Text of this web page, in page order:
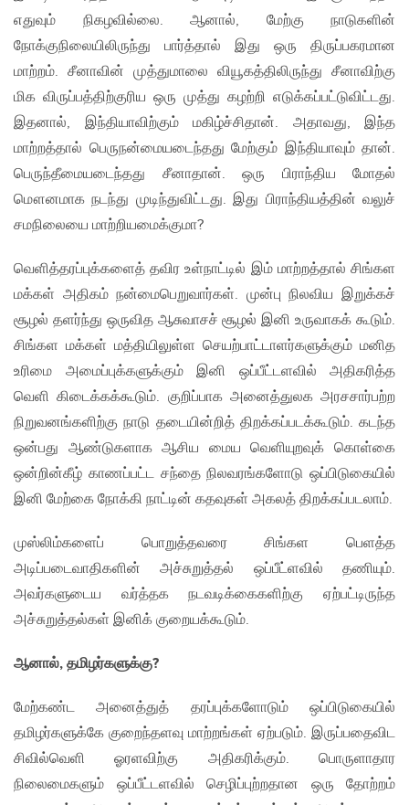
எதுவும் நிகழவில்லை. ஆனால், மேற்கு நாடுகளின்
நோக்குநிலையிலிருந்து பார்த்தால் இது ஒரு திருப்பகரமான
மாற்றம். சீனாவின் முத்துமாலை வியூகத்திலிருந்து சீனாவிற்கு
மிக விருப்பத்திற்குரிய ஒரு முத்து கழற்றி எடுக்கப்பட்டுவிட்டது.
இதனால், இந்தியாவிற்கும் மகிழ்ச்சிதான். அதாவது, இந்த
மாற்றத்தால் பெருநன்மையடைந்தது மேற்கும் இந்தியாவும் தான்.
பெருந்தீமையடைந்தது சீனாதான். ஒரு பிராந்திய மோதல்
மௌனமாக நடந்து முடிந்துவிட்டது. இது பிராந்தியத்தின் வலுச்
சமநிலையை மாற்றியமைக்குமா?
வெளித்தரப்புக்களைத் தவிர உள்நாட்டில் இம் மாற்றத்தால் சிங்கள
மக்கள் அதிகம் நன்மைபெறுவார்கள். முன்பு நிலவிய இறுக்கச்
சூழல் தளர்ந்து ஒருவித ஆசுவாசச் சூழல் இனி உருவாகக் கூடும்.
சிங்கள மக்கள் மத்தியிலுள்ள செயற்பாட்டாளர்களுக்கும் மனித
உரிமை அமைப்புக்களுக்கும் இனி ஒப்பீட்டளவில் அதிகரித்த
வெளி கிடைக்கக்கூடும். குறிப்பாக அனைத்துலக அரசசார்பற்ற
நிறுவனங்களிற்கு நாடு தடையின்றித் திறக்கப்படக்கூடும். கடந்த
ஒன்பது ஆண்டுகளாக ஆசிய மைய வெளியுறவுக் கொள்கை
ஒன்றின்கீழ் காணப்பட்ட சந்தை நிலவரங்களோடு ஒப்பிடுகையில்
இனி மேற்கை நோக்கி நாட்டின் கதவுகள் அகலத் திறக்கப்படலாம்.
முஸ்லிம்களைப் பொறுத்தவரை சிங்கள பெளத்த
அடிப்படைவாதிகளின் அச்சுறுத்தல் ஒப்பீட்ளவில் தணியும்.
அவர்களுடைய வர்த்தக நடவடிக்கைகளிற்கு ஏற்பட்டிருந்த
அச்சுறுத்தல்கள் இனிக் குறையக்கூடும்.
ஆனால், தமிழர்களுக்கு?
மேற்கண்ட அனைத்துத் தரப்புக்களோடும் ஒப்பிடுகையில்
தமிழர்களுக்கே குறைந்தளவு மாற்றங்கள் ஏற்படும். இருப்பதைவிட
சிவில்வெளி ஓரளவிற்கு அதிகரிக்கும். பொருளாதார
நிலைமைகளும் ஒப்பீட்டளவில் செழிப்புற்றதான ஒரு தோற்றம்